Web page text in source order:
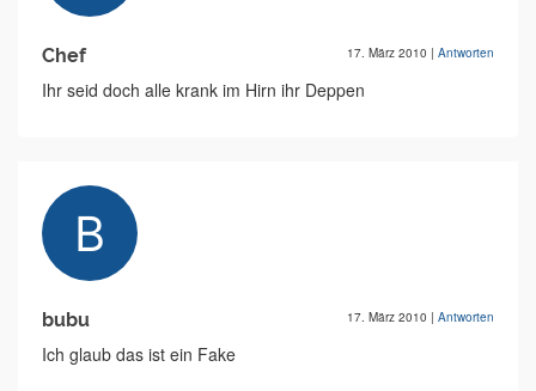
Chef 17. März 2010 | Antworten
Ihr seid doch alle krank im Hirn ihr Deppen
bubu 17. März 2010 | Antworten
Ich glaub das ist ein Fake